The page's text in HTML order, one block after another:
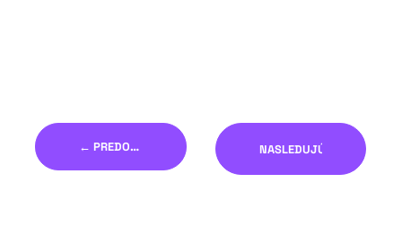
← PREDOŠLÝ NASLEDUJÚCI →